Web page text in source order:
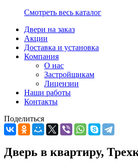
Смотреть весь каталог
Двери на заказ
Акции
Доставка и установка
Компания
О нас
Застройщикам
Лицензии
Наши работы
Контакты
Поделиться
Дверь в квартиру,